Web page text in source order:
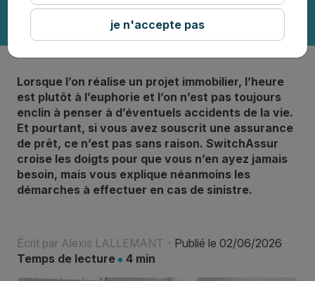
Lorsque l’on réalise un projet immobilier, l’heure
est plutôt à l’euphorie et l’on n’est pas toujours
enclin à penser à d’éventuels accidents de la vie.
Et pourtant, si vous avez souscrit une assurance
de prêt, ce n’est pas sans raison. SwitchAssur
croise les doigts pour que vous n’en ayez jamais
besoin, mais vous explique néanmoins les
démarches à effectuer en cas de sinistre.
Écrit par Alexis LALLEMANT - Publié le 02/06/2026
Temps de lecture
4 min
je n'accepte pas